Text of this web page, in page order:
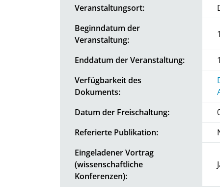
Veranstaltungsort:
Beginndatum der
Veranstaltung:
Enddatum der Veranstaltung:
Verfügbarkeit des
Dokuments:
Datum der Freischaltung:
Referierte Publikation:
Eingeladener Vortrag
(wissenschaftliche
Konferenzen):